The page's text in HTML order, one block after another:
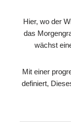
Hier, wo der
das
wächst
Mit einer
definiert,